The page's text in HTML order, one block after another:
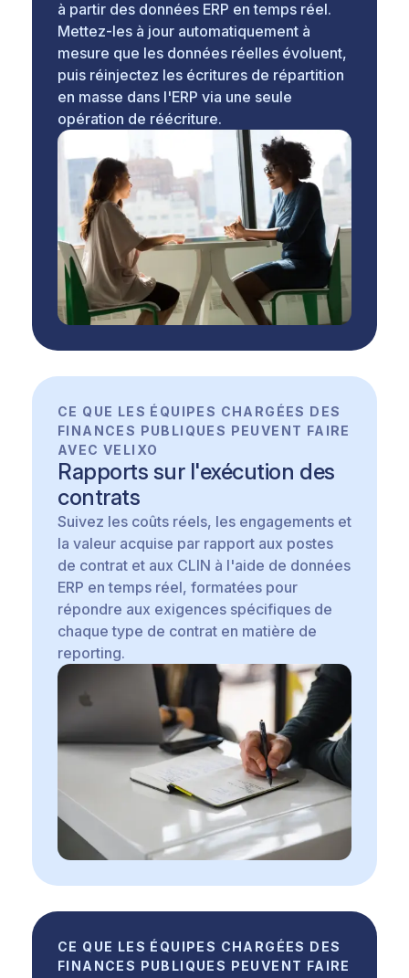
à partir des données ERP en temps réel.
Mettez-les à jour automatiquement à
mesure que les données réelles évoluent,
puis réinjectez les écritures de répartition
en masse dans l'ERP via une seule
opération de réécriture.
CE QUE LES ÉQUIPES CHARGÉES DES
FINANCES PUBLIQUES PEUVENT FAIRE
AVEC VELIXO
Rapports sur l'exécution des
contrats
Suivez les coûts réels, les engagements et
la valeur acquise par rapport aux postes
de contrat et aux CLIN à l'aide de données
ERP en temps réel, formatées pour
répondre aux exigences spécifiques de
chaque type de contrat en matière de
reporting.
CE QUE LES ÉQUIPES CHARGÉES DES
FINANCES PUBLIQUES PEUVENT FAIRE